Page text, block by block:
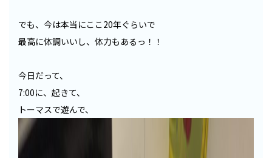
でも、今は本当にここ20年ぐらいで
最高に体調いいし、体力もあるっ！！
今日だって、
7:00に、起きて、
トーマスで遊んで、